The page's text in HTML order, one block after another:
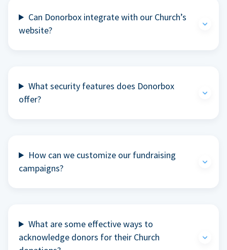
Can Donorbox integrate with our Church’s
website?
What security features does Donorbox
offer?
How can we customize our fundraising
campaigns?
What are some effective ways to
acknowledge donors for their Church